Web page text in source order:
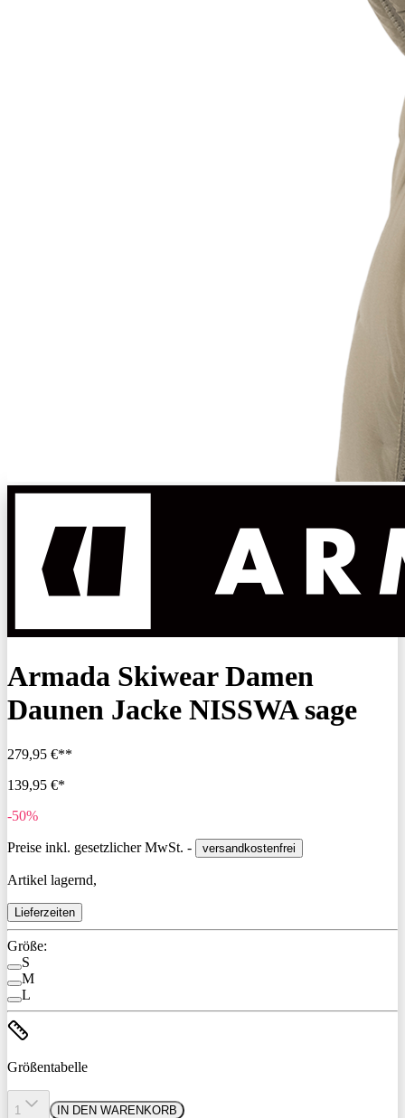
Armada Skiwear Damen
Daunen Jacke NISSWA sage
279,95 €**
139,95 €*
-50%
Preise inkl. gesetzlicher MwSt. - versandkostenfrei
Artikel lagernd,
Lieferzeiten
Größe:
S
M
L
Größentabelle
1 IN DEN WARENKORB